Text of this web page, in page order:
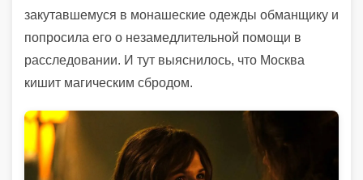
закутавшемуся в монашеские одежды обманщику и
попросила его о незамедлительной помощи в
расследовании. И тут выяснилось, что Москва
кишит магическим сбродом.